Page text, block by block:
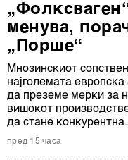
менува,
„Порше“
Мнозинскиот
најголемата
да преземе мерки за
вишокот
да стане конкурентна.
пред 15 часа